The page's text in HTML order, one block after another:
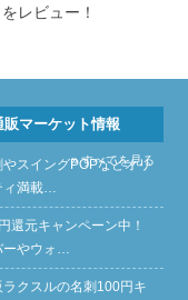
レビュー！
マーケット情報
» すべてを見る
やスイングPOPなどオリ
ィ満載…
還元キャンペーン中！
ーやウォ…
ラクスルの名刺100円キ